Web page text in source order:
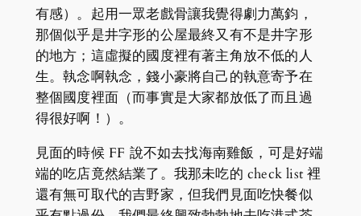
有感）。起用一眾老戲骨讓我覺得劇力萬鈞，
那個似乎是井字形的公屋最終又有不是井字形
的地方；這虛擬的國度裡有著主角放不低的人
生。執念啊執念，錢小豪將自己的執意寄予在
整個國度裡面（而事實是大家都放低了而且過
得很好啊！）。
見面的時候 FF 說不如去找海南雞飯，可是好端
端的吃店竟然結業了。我那未吃的 check list 裡
還有無可取代的吉野家，但我們見面吃快餐似